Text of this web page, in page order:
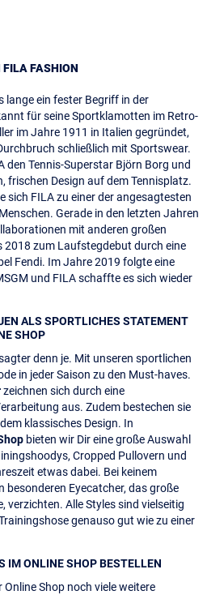
FILA FASHION
lange ein fester Begriff in der
für seine Sportklamotten im Retro-
im Jahre 1911 in Italien gegründet,
schließlich mit Sportswear.
den Tennis-Superstar Björn Borg und
frischen Design auf dem Tennisplatz.
sich FILA zu einer der angesagtesten
Gerade in den letzten Jahren
mit anderen großen
2018 zum Laufstegdebut durch eine
Fendi. Im Jahre 2019 folgte eine
und FILA schaffte es sich wieder
ALS SPORTLICHES STATEMENT
SHOP
denn je. Mit unseren sportlichen
in jeder Saison zu den Must-haves.
zeichnen sich durch eine
aus. Zudem bestechen sie
klassisches Design. In
bieten wir Dir eine große Auswahl
Cropped Pullovern und
etwas dabei. Bei keinem
besonderen Eyecatcher, das große
verzichten. Alle Styles sind vielseitig
genauso gut wie zu einer
IM ONLINE SHOP BESTELLEN
Online Shop noch viele weitere